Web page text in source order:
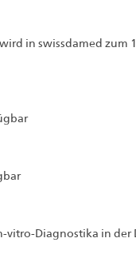
in swissdamed zum
Diagnostika in der